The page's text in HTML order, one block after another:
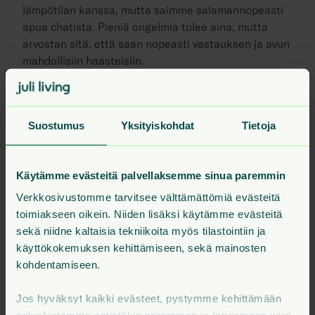
Suostumus Yksityiskohdat Tietoja
Käytämme evästeitä palvellaksemme sinua paremmin
Verkkosivustomme tarvitsee välttämättömiä evästeitä
toimiakseen oikein. Niiden lisäksi käytämme evästeitä
sekä niidne kaltaisia tekniikoita myös tilastointiin ja
käyttökokemuksen kehittämiseen, sekä mainosten
kohdentamiseen.
Jos hyväksyt kaikki evästeet, pystymme kehittämään
lämpötilan kanssa, mutta saimme salamannopeasti
apua chatista. Pieniä ongelmia tulee aina, mutta
arvostan sitä, että saan nopeasti vastauksen ja avun
mahdollisiin haasteisiin.
Yhteispalvelut tarjoavat
mahdollisuuden saunomiseen ja
käyttämiseen
– Varaamme yläkerroksista löytyvää taloyhtiön
saunaa pari kertaa kuukaudessa. Pidetään
erityisesti siitä, että kaikki yhteispalvelut löytyvät
saman varauskalenterin alta mobiilisovelluksesta.
muuton yhteydessä.